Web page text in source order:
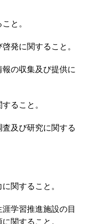
と。
発に関すること。
の収集及び提供に
ること。
及び研究に関する
関すること。
学習推進施設の目
関すること。